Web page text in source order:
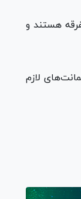
هستند و
لازم